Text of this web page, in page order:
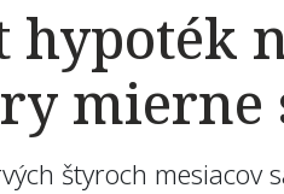
hypoték
mierne
štyroch mesiacov